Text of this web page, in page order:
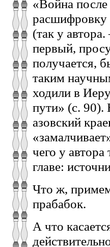
«Война
расшифровку
(так у
первый,
получается,
таким
ходили в
пути» (с. 90).
азовский
чего у
главе:
Что ж,
прабабок.
А что